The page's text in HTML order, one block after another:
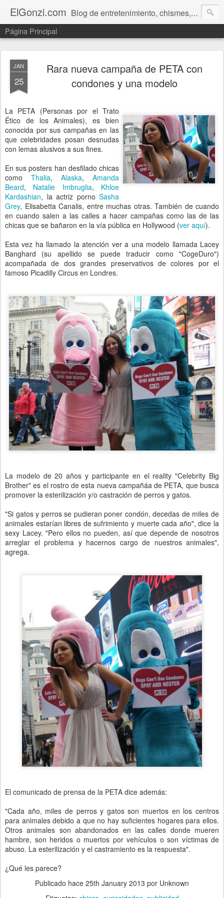
ElGonzi.com Blog de entretenimiento, chismes, humor, farándula, curiosidades, ovnis, noticias calientes, fotos, videos, paranormal y ¡más!
Página Principal
JAN
25
Rara nueva campaña de PETA con
condones y una modelo
La PETA (Personas por el Trato
Ético de los Animales), es bien
conocida por sus campañas en las
que celebridades posan desnudas
con lemas alusivos a sus fines.
En sus posters han desfilado chicas
como Thalia, Alaska, Amanda
Beard, Natalie Imbruglia, Khloe
Kardashian, la actriz porno Sasha
Grey, Elisabetta Canalis, entre muchas otras. También de cuando
en cuando salen a las calles a hacer campañas como las de las
chicas que se bañaron en la vía pública en Hollywood (ver aquí).
Esta vez ha llamado la atención ver a una modelo llamada Lacey
Banghard (su apellido se puede traducir como "CogeDuro")
acompañada de dos grandes preservativos de colores por el
famoso Picadilly Circus en Londres.
La modelo de 20 años y participante en el reality "Celebrity Big
Brother" es el rostro de esta nueva campañáa de PETA, que busca
promover la esterilización y/o castración de perros y gatos.
"Si gatos y perros se pudieran poner condón, decedas de miles de
animales estarían libres de sufrimiento y muerte cada año", dice la
sexy Lacey. "Pero ellos no pueden, así que depende de nosotros
arreglar el problema y hacernos cargo de nuestros animales",
agrega.
El comunicado de prensa de la PETA dice además:
"Cada año, miles de perros y gatos son muertos en los centros
para animales debido a que no hay suficientes hogares para ellos.
Otros animales son abandonados en las calles donde mueren
hambre, son heridos o muertos por vehículos o son víctimas de
abuso. La esterilización y el castramiento es la respuesta".
¿Qué les parece?
Publicado hace 25th January 2013 por Unknown